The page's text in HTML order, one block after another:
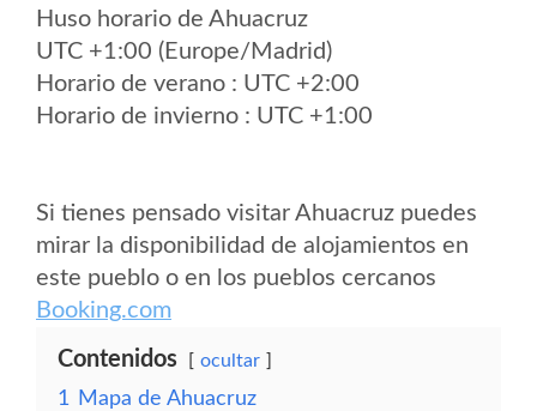
Huso horario de Ahuacruz
UTC +1:00 (Europe/Madrid)
Horario de verano : UTC +2:00
Horario de invierno : UTC +1:00
Si tienes pensado visitar Ahuacruz puedes
mirar la disponibilidad de alojamientos en
este pueblo o en los pueblos cercanos
Booking.com
Contenidos ocultar
1
Mapa de Ahuacruz